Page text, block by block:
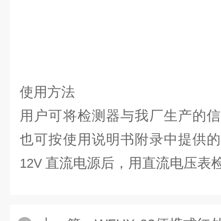
使用方法
用户可将检测器与我厂生产的
也可按使用说明书附录中提供
12V 直流电源后，用直流电压表